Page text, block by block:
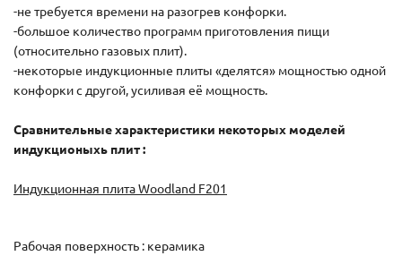
-не требуется времени на разогрев конфорки.
-большое количество программ приготовления пищи
(относительно газовых плит).
-некоторые индукционные плиты «делятся» мощностью одной
конфорки с другой, усиливая её мощность.
Сравнительные характеристики некоторых моделей
индукционыхь плит :
Индукционная плита Woodland F201
Рабочая поверхность : керамика